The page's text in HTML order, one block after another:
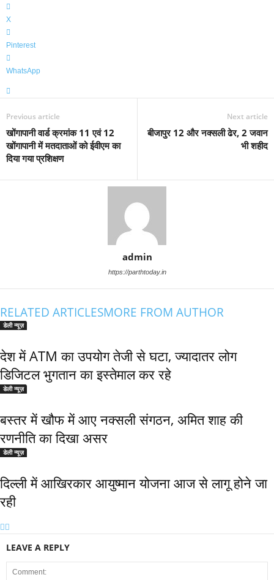
X
Pinterest
WhatsApp
Previous article
खोंगापानी वार्ड क्रमांक 11 एवं 12
खोंगापानी में मतदाताओं को ईवीएम का
दिया गया प्रशिक्षण
Next article
बीजापुर 12 और नक्सली ढेर, 2 जवान
भी शहीद
admin
https://parthtoday.in
RELATED ARTICLESMORE FROM AUTHOR
डेली न्यूज़
देश में ATM का उपयोग तेजी से घटा, ज्यादातर लोग
डिजिटल भुगतान का इस्तेमाल कर रहे
डेली न्यूज़
बस्तर में खौफ में आए नक्सली संगठन, अमित शाह की
रणनीति का दिखा असर
डेली न्यूज़
द‍िल्‍ली में आख‍िरकार आयुष्‍मान योजना आज से लागू होने जा
रही
LEAVE A REPLY